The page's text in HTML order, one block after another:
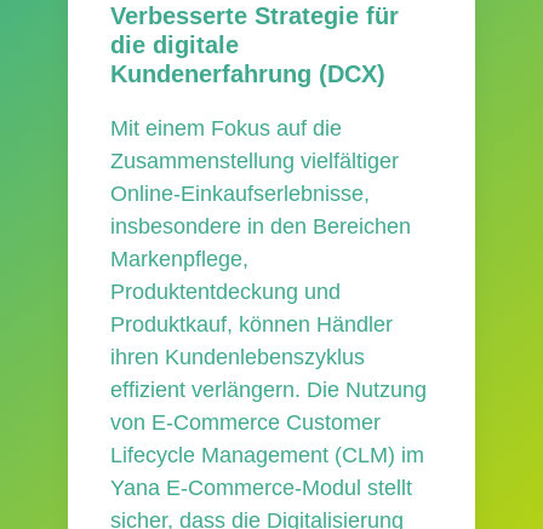
Verbesserte Strategie für
die digitale
Kundenerfahrung (DCX)
Mit einem Fokus auf die
Zusammenstellung vielfältiger
Online-Einkaufserlebnisse,
insbesondere in den Bereichen
Markenpflege,
Produktentdeckung und
Produktkauf, können Händler
ihren Kundenlebenszyklus
effizient verlängern. Die Nutzung
von E-Commerce Customer
Lifecycle Management (CLM) im
Yana E-Commerce-Modul stellt
sicher, dass die Digitalisierung